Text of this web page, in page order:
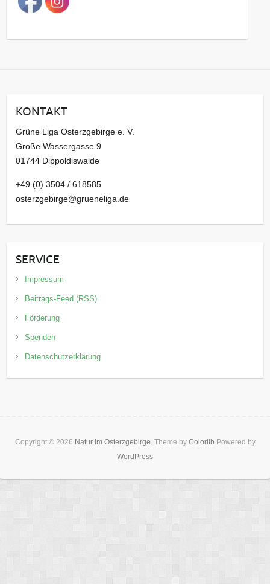
g
a
v
KONTAKT
Grüne Liga Osterzgebirge e. V.
Große Wassergasse 9
01744 Dippoldiswalde
+49 (0) 3504 / 618585
osterzgebirge@grueneliga.de
SERVICE
Impressum
Beitrags-Feed (RSS)
Förderung
Spenden
Datenschutzerklärung
Copyright © 2026 Natur im Osterzgebirge . Theme by Colorlib Powered by
WordPress